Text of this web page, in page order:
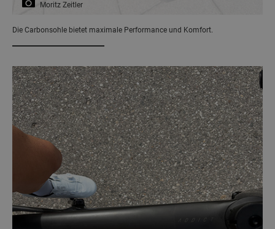
Moritz Zeitler
Die Carbonsohle bietet maximale Performance und Komfort.